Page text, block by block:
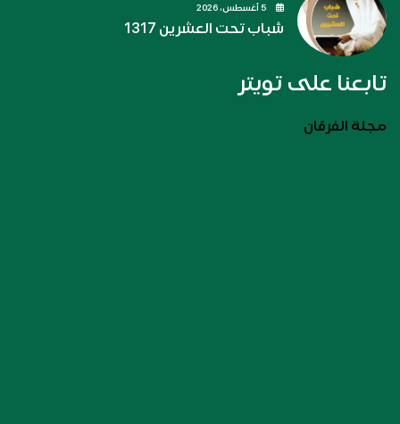
شباب تحت العشرين 1317
تابعنا على تويتر
مجلة الفرقان